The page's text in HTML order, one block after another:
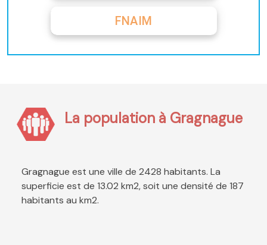
FNAIM
La population à Gragnague
Gragnague est une ville de 2428 habitants. La
superficie est de 13.02 km2, soit une densité de 187
habitants au km2.